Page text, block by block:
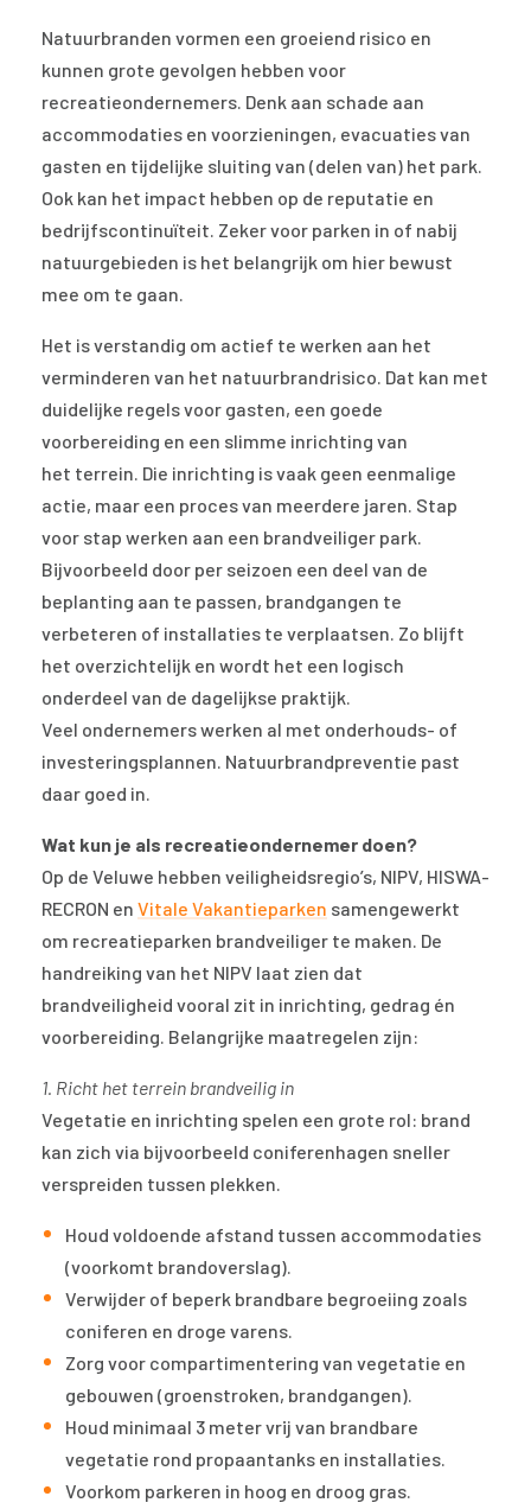
Natuurbranden vormen een groeiend risico en
kunnen grote gevolgen hebben voor
recreatieondernemers. Denk aan schade aan
accommodaties en voorzieningen, evacuaties van
gasten en tijdelijke sluiting van (delen van) het park.
Ook kan het impact hebben op de reputatie en
bedrijfscontinuïteit. Zeker voor parken in of nabij
natuurgebieden is het belangrijk om hier bewust
mee om te gaan.
Het is verstandig om actief te werken aan het
verminderen van het natuurbrandrisico. Dat kan met
duidelijke regels voor gasten, een goede
voorbereiding en een slimme inrichting van
het terrein. Die inrichting is vaak geen eenmalige
actie, maar een proces van meerdere jaren. Stap
voor stap werken aan een brandveiliger park.
Bijvoorbeeld door per seizoen een deel van de
beplanting aan te passen, brandgangen te
verbeteren of installaties te verplaatsen. Zo blijft
het overzichtelijk en wordt het een logisch
onderdeel van de dagelijkse praktijk.
Veel ondernemers werken al met onderhouds- of
investeringsplannen. Natuurbrandpreventie past
daar goed in.
Wat kun je als recreatieondernemer doen?
Op de Veluwe hebben veiligheidsregio’s, NIPV, HISWA-
RECRON en Vitale Vakantieparken samengewerkt
om recreatieparken brandveiliger te maken. De
handreiking van het NIPV laat zien dat
brandveiligheid vooral zit in inrichting, gedrag én
voorbereiding. Belangrijke maatregelen zijn:
1. Richt het terrein brandveilig in
Vegetatie en inrichting spelen een grote rol: brand
kan zich via bijvoorbeeld coniferenhagen sneller
verspreiden tussen plekken.
Houd voldoende afstand tussen accommodaties
(voorkomt brandoverslag).
Verwijder of beperk brandbare begroeiing zoals
coniferen en droge varens.
Zorg voor compartimentering van vegetatie en
gebouwen (groenstroken, brandgangen).
Houd minimaal 3 meter vrij van brandbare
vegetatie rond propaantanks en installaties.
Voorkom parkeren in hoog en droog gras.